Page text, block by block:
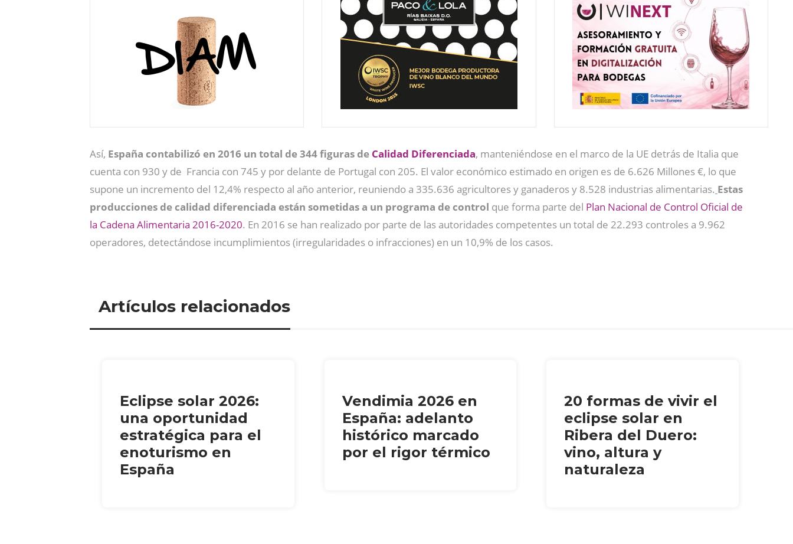
Así, España contabilizó en 2016 un total de 344 figuras de Calidad Diferenciada, manteniéndose en el marco de la UE detrás de Italia que
cuenta con 930 y de Francia con 745 y por delante de Portugal con 205. El valor económico estimado en origen es de 6.626 Millones €, lo que
supone un incremento del 12,4% respecto al año anterior, reuniendo a 335.636 agricultores y ganaderos y 8.528 industrias alimentarias. Estas
producciones de calidad diferenciada están sometidas a un programa de control que forma parte del Plan Nacional de Control Oficial de
la Cadena Alimentaria 2016-2020. En 2016 se han realizado por parte de las autoridades competentes un total de 22.293 controles a 9.962
operadores, detectándose incumplimientos (irregularidades o infracciones) en un 10,9% de los casos.
Artículos relacionados
Eclipse solar 2026:
una oportunidad
estratégica para el
enoturismo en
España
Vendimia 2026 en
España: adelanto
histórico marcado
por el rigor térmico
20 formas de vivir el
eclipse solar en
Ribera del Duero:
vino, altura y
naturaleza